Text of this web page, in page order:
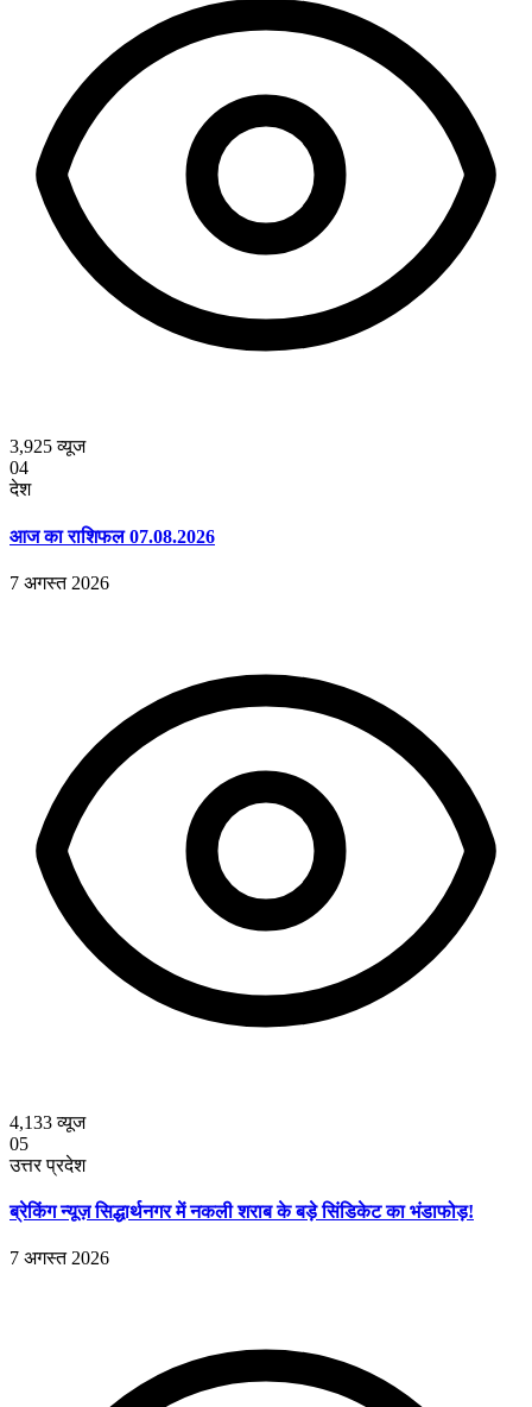
3,925व्यूज
04
देश
आज का राशिफल 07.08.2026
7 अगस्त 2026
4,133व्यूज
05
उत्तर प्रदेश
ब्रेकिंग न्यूज़ सिद्धार्थनगर में नकली शराब के बड़े सिंडिकेट का भंडाफोड़!
7 अगस्त 2026